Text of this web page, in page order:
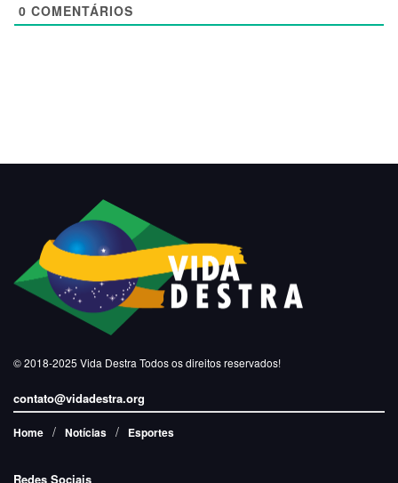
0 COMENTÁRIOS
© 2018-2025 Vida Destra Todos os direitos reservados!
contato@vidadestra.org
Home Notícias Esportes
Redes Sociais